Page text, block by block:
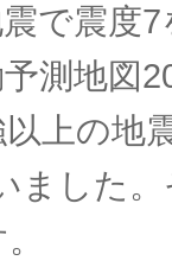
で震度
測地図
上の地
ました